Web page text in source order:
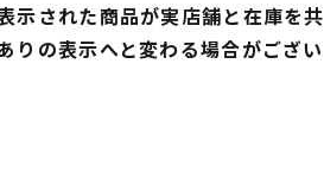
示された商品が実店舗と在庫を共
りの表示へと変わる場合がござい